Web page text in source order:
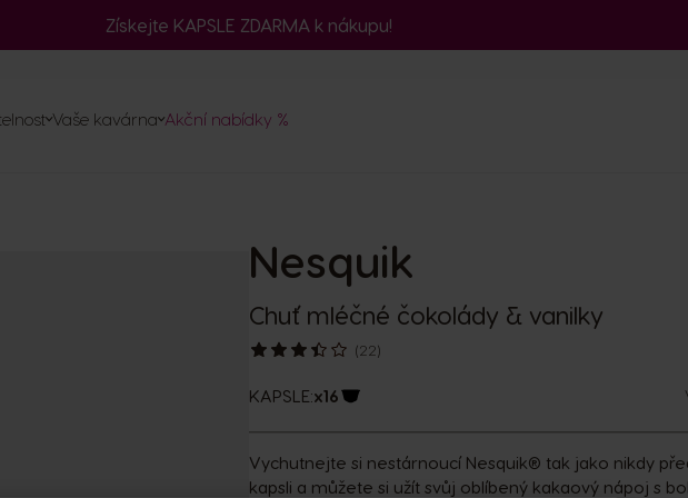
Získejte KAPSLE ZDARMA k nákupu!
Vaše kavárna Akční nabídky %
Nesquik
Chuť mléčné čokolády & vanilky
(22)
KAPSLE:x16
Vychutnejte si nestárnoucí Nesquik® tak jako nikdy
kapsli a můžete si užít svůj oblíbený kakaový nápoj s